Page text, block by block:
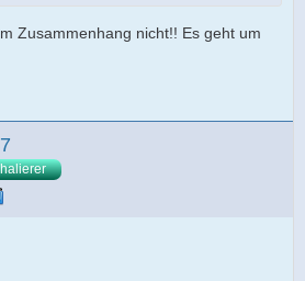
Zusammenhang nicht!! Es geht um